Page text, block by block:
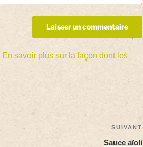
En savoir plus sur la façon dont les
SUIVANT
Sauce aïoli